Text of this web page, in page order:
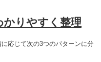
りやすく整理
応じて次の3つのパターンに分